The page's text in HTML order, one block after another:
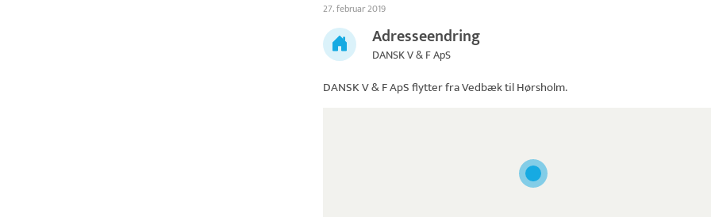
27. februar 2019
Adresseendring
DANSK V & F ApS
DANSK V & F ApSflytter fra Vedbæk til Hørsholm.